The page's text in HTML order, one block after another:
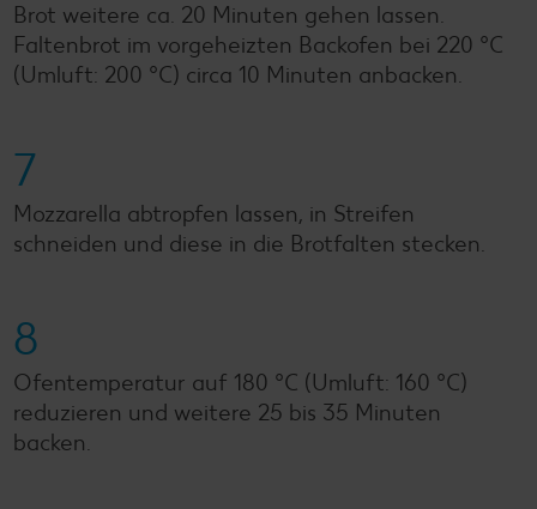
Brot weitere ca. 20 Minuten gehen lassen.
Faltenbrot im vorgeheizten Backofen bei 220 °C
(Umluft: 200 °C) circa 10 Minuten anbacken.
7
Mozzarella abtropfen lassen, in Streifen
schneiden und diese in die Brotfalten stecken.
8
Ofentemperatur auf 180 °C (Umluft: 160 °C)
reduzieren und weitere 25 bis 35 Minuten
backen.